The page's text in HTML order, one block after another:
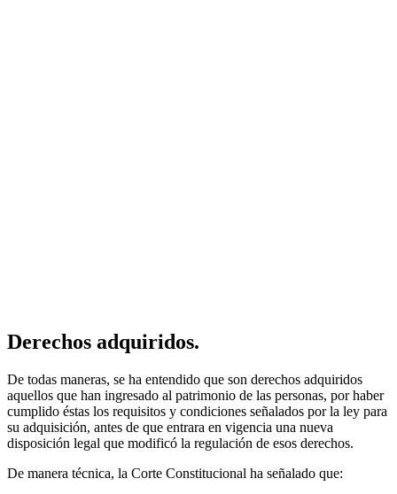
Derechos adquiridos.
De todas maneras, se ha entendido que son derechos adquiridos
aquellos que han ingresado al patrimonio de las personas, por haber
cumplido éstas los requisitos y condiciones señalados por la ley para
su adquisición, antes de que entrara en vigencia una nueva
disposición legal que modificó la regulación de esos derechos.
De manera técnica, la Corte Constitucional ha señalado que: